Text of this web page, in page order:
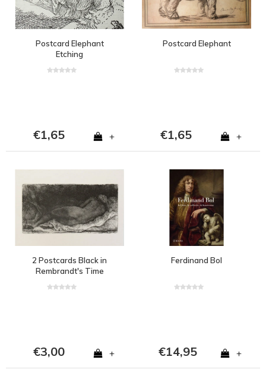
Postcard Elephant
Etching
€1,65 +
Postcard Elephant
€1,65 +
2 Postcards Black in
Rembrandt's Time
€3,00 +
Ferdinand Bol
€14,95 +